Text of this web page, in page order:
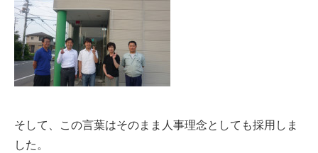
そして、この言葉はそのまま人事理念としても採用しま
した。